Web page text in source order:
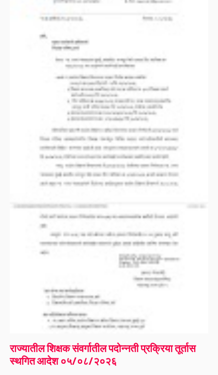
राज्यातील शिक्षक संवर्गातील पदोन्नती प्रक्रिया तूर्तास
स्थगित आदेश ०५/०८/२०२६